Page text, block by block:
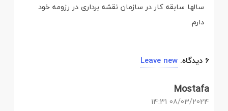
سالها سابقه کار در سازمان نقشه برداری در رزومه خود
دارم.
6 دیدگاه.
Leave new
Mostafa
08/03/2024 14:31